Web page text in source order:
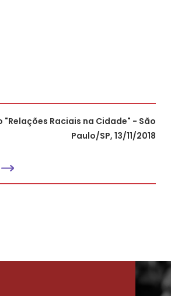
"Relações Raciais na Cidade" - São
Paulo/SP, 13/11/2018